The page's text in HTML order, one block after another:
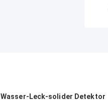
Wasser-Leck-solider Detektor